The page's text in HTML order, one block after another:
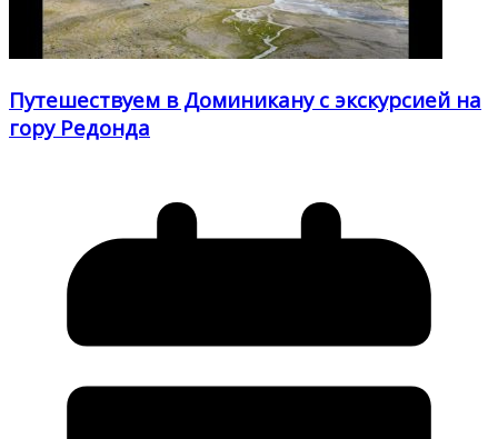
Путешествуем в Доминикану с экскурсией на
гору Редонда